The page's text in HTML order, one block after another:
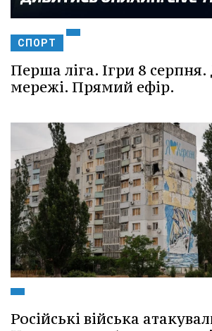
СПОРТ
Перша ліга. Ігри 8 серпня.
мережі. Прямий ефір.
Російські війська